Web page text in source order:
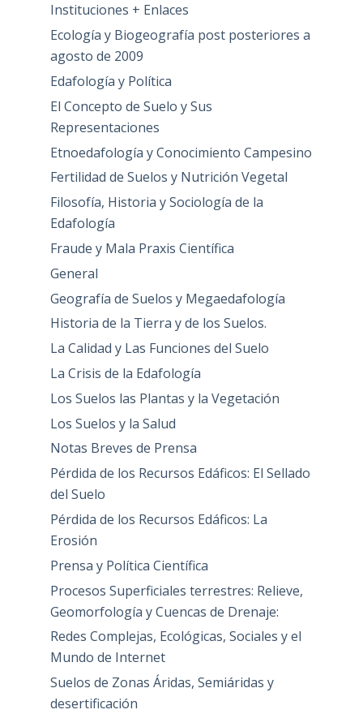
Instituciones + Enlaces
Ecología y Biogeografía post posteriores a
agosto de 2009
Edafología y Política
El Concepto de Suelo y Sus
Representaciones
Etnoedafología y Conocimiento Campesino
Fertilidad de Suelos y Nutrición Vegetal
Filosofía, Historia y Sociología de la
Edafología
Fraude y Mala Praxis Científica
General
Geografía de Suelos y Megaedafología
Historia de la Tierra y de los Suelos.
La Calidad y Las Funciones del Suelo
La Crisis de la Edafología
Los Suelos las Plantas y la Vegetación
Los Suelos y la Salud
Notas Breves de Prensa
Pérdida de los Recursos Edáficos: El Sellado
del Suelo
Pérdida de los Recursos Edáficos: La
Erosión
Prensa y Política Científica
Procesos Superficiales terrestres: Relieve,
Geomorfología y Cuencas de Drenaje:
Redes Complejas, Ecológicas, Sociales y el
Mundo de Internet
Suelos de Zonas Áridas, Semiáridas y
desertificación